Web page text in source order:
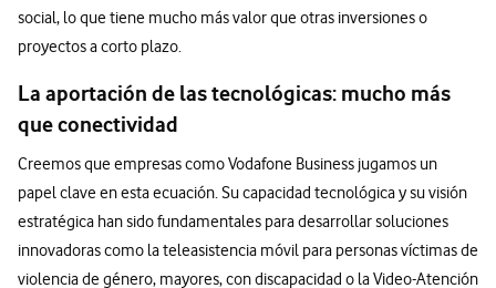
social, lo que tiene mucho más valor que otras inversiones o
proyectos a corto plazo.
La aportación de las tecnológicas: mucho más
que conectividad
Creemos que empresas como Vodafone Business jugamos un
papel clave en esta ecuación. Su capacidad tecnológica y su visión
estratégica han sido fundamentales para desarrollar soluciones
innovadoras como la teleasistencia móvil para personas víctimas de
violencia de género, mayores, con discapacidad o la Video-Atención